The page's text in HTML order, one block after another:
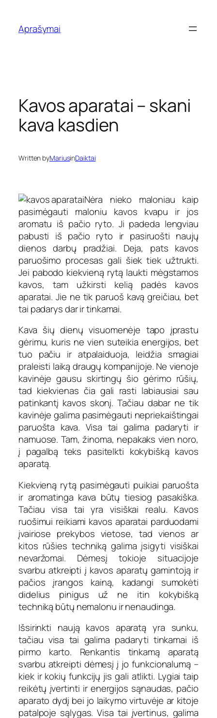
turinio
Aprašymai
Kavos aparatai – skani
kava kasdien
Written byMariusinDaiktai
Nėra nieko maloniau kaip
pasimėgauti maloniu kavos kvapu ir jos
aromatu iš pačio ryto. Ji padeda lengviau
pabusti iš pačio ryto ir pasiruošti naujų
dienos darbų pradžiai. Deja, pats kavos
paruošimo procesas gali šiek tiek užtrukti.
Jei pabodo kiekvieną rytą laukti mėgstamos
kavos, tam užkirsti kelią padės kavos
aparatai. Jie ne tik paruoš kavą greičiau, bet
tai padarys dar ir tinkamai.
Kava šių dienų visuomenėje tapo įprastu
gėrimu, kuris ne vien suteikia energijos, bet
tuo pačiu ir atpalaiduoja, leidžia smagiai
praleisti laiką draugų kompanijoje. Ne vienoje
kavinėje gausu skirtingų šio gėrimo rūšių,
tad kiekvienas čia gali rasti labiausiai sau
patinkantį kavos skonį. Tačiau dabar ne tik
kavinėje galima pasimėgauti nepriekaištingai
paruošta kava. Visa tai galima padaryti ir
namuose. Tam, žinoma, nepakaks vien noro,
į pagalbą teks pasitelkti kokybišką kavos
aparatą.
Kiekvieną rytą pasimėgauti puikiai paruošta
ir aromatinga kava būtų tiesiog pasakiška.
Tačiau visa tai yra visiškai realu. Kavos
ruošimui reikiami kavos aparatai parduodami
įvairiose prekybos vietose, tad vienos ar
kitos rūšies techniką galima įsigyti visiškai
nevaržomai. Dėmesį tokioje situacijoje
svarbu atkreipti į kavos aparatų gamintoją ir
pačios įrangos kainą, kadangi sumokėti
didelius pinigus už ne itin kokybišką
techniką būtų nemalonu ir nenaudinga.
Išsirinkti naują kavos aparatą yra sunku,
tačiau visa tai galima padaryti tinkamai iš
pirmo karto. Renkantis tinkamą aparatą
svarbu atkreipti dėmesį į jo funkcionalumą –
kiek ir kokių funkcijų jis gali atlikti. Lygiai taip
reikėtų įvertinti ir energijos sąnaudas, pačio
aparato dydį bei jo laikymo virtuvėje ar kitoje
patalpoje sąlygas. Visa tai įvertinus, galima